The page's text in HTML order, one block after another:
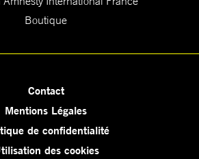
Boutique
Contact
Mentions Légales
de confidentialité
des cookies